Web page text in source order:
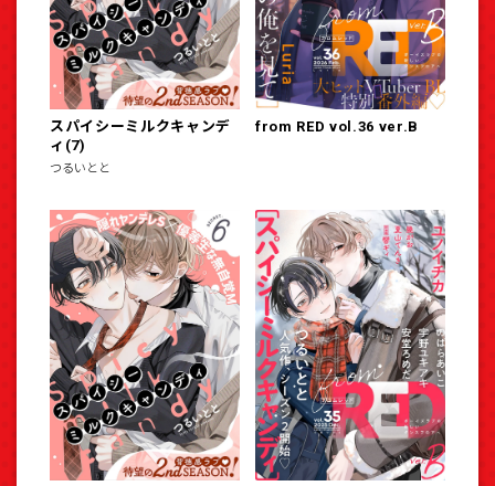
スパイシーミルクキャンデ
ィ(7)
つるいとと
from RED vol.36 ver.B